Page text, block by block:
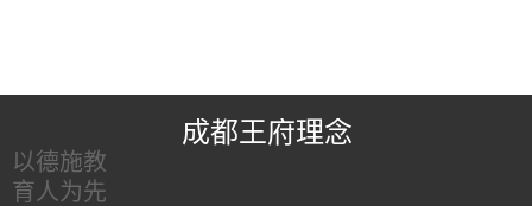
成都王府理念
以德施教
育人为先